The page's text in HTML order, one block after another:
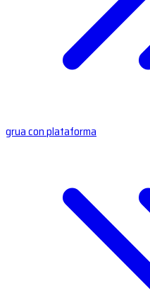
grua con plataforma